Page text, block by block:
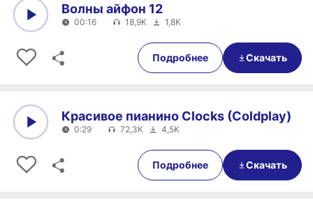
00:16
Волны айфон 12
00:16 18,9K 1,8K
Подробнее Скачать
0:29
Красивое пианино Clocks (Coldplay)
0:29 72,3K 4,5K
Подробнее Скачать